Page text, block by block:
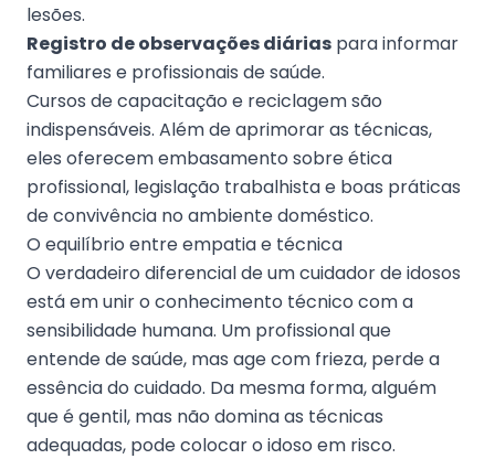
lesões.
Registro de observações diárias para informar
familiares e profissionais de saúde.
Cursos de capacitação e reciclagem são
indispensáveis. Além de aprimorar as técnicas,
eles oferecem embasamento sobre ética
profissional, legislação trabalhista e boas práticas
de convivência no ambiente doméstico.
O equilíbrio entre empatia e técnica
O verdadeiro diferencial de um cuidador de idosos
está em unir o conhecimento técnico com a
sensibilidade humana. Um profissional que
entende de saúde, mas age com frieza, perde a
essência do cuidado. Da mesma forma, alguém
que é gentil, mas não domina as técnicas
adequadas, pode colocar o idoso em risco.